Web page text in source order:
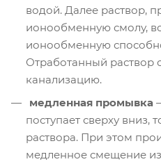
водой. Далее раствор,
ионообменную смолу,
ионообменную
Отработанный раствор
канализацию.
медленная промывка
поступает сверху вниз,
раствора. При этом
медленное смещение из